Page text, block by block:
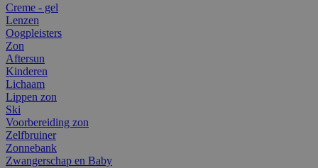
Creme - gel
Lenzen
Oogpleisters
Zon
Aftersun
Kinderen
Lichaam
Lippen zon
Ski
Voorbereiding zon
Zelfbruiner
Zonnebank
Zwangerschap en Baby